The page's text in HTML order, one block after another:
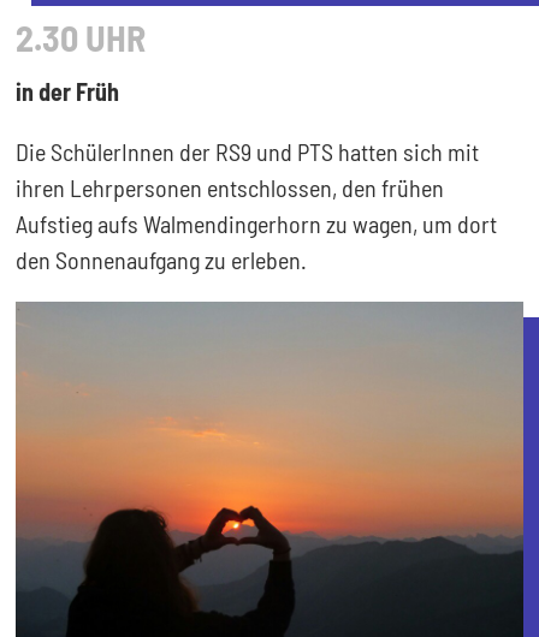
2.30 UHR
in der Früh
Die SchülerInnen der RS9 und PTS hatten sich mit
ihren Lehrpersonen entschlossen, den frühen
Aufstieg aufs Walmendingerhorn zu wagen, um dort
den Sonnenaufgang zu erleben.